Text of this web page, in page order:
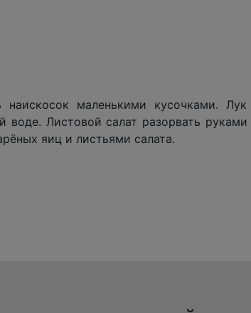
маленькими кусочками. Лук
Листовой салат разорвать
яиц и листьями салата.